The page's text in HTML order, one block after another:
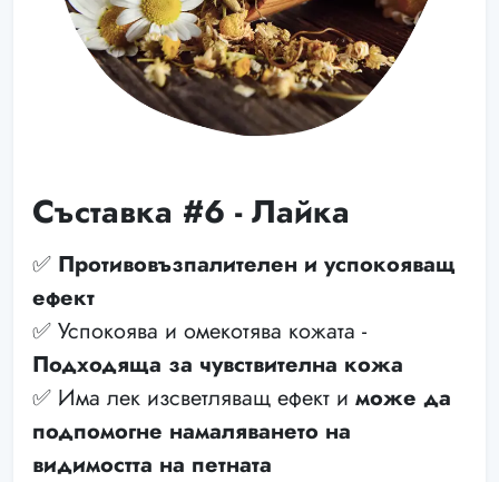
Съставка #6 - Лайка
✅ Противовъзпалителен и успокояващ
ефект
✅ Успокоява и омекотява кожата -
Подходяща за чувствителна кожа
✅ Има лек изсветляващ ефект и може да
подпомогне намаляването на
видимостта на петната